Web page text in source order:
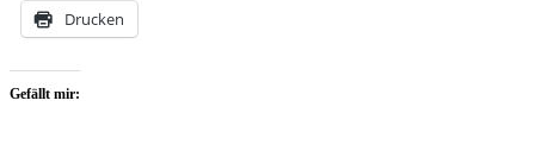
Drucken
Gefällt mir: